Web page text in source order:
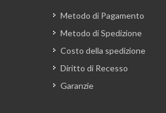
Metodo di Pagamento
Metodo di Spedizione
Costo della spedizione
Diritto di Recesso
Garanzie